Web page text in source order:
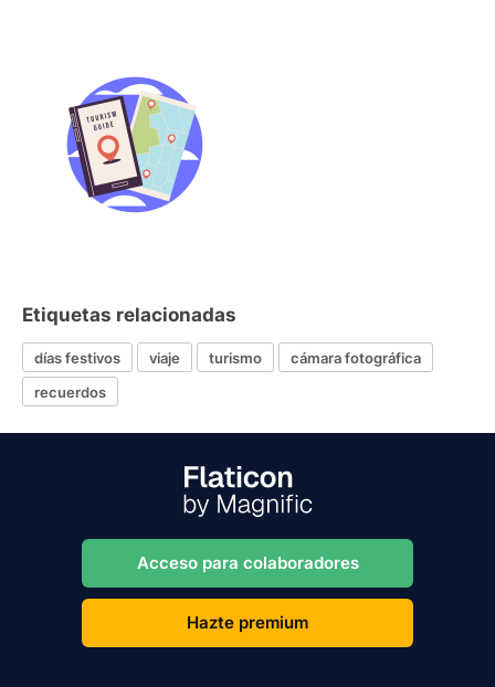
Etiquetas relacionadas
días festivos viaje turismo
cámara fotográfica
recuerdos
Acceso para colaboradores
Hazte premium